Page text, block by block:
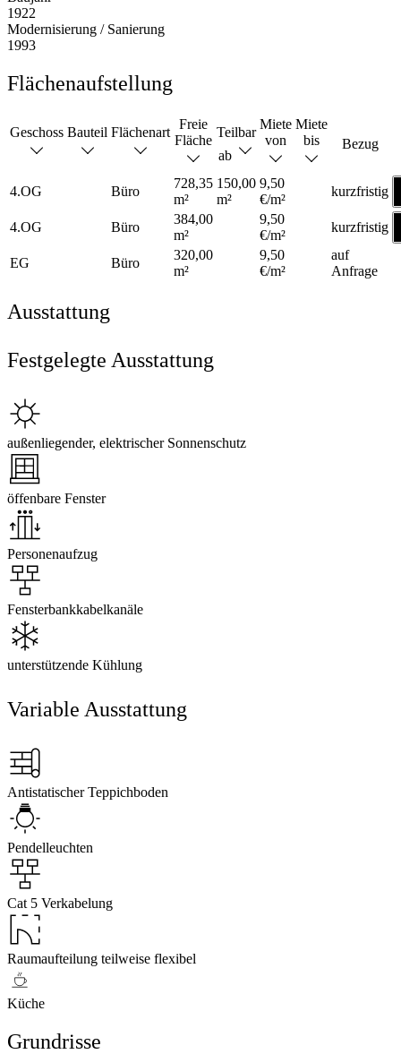
1922
Modernisierung / Sanierung
1993
Flächenaufstellung
Geschoss Bauteil Flächenart
Freie
Fläche
Teilbar
ab
Miete
von
Miete
bis
Bezug
4.OG Büro
728,35
m²
150,00
m²
9,50
€/m²
kurzfristig
4.OG Büro
384,00
m²
9,50
€/m²
kurzfristig
EG Büro
320,00
m²
9,50
€/m²
auf
Anfrage
Ausstattung
Festgelegte Ausstattung
außenliegender, elektrischer Sonnenschutz
öffenbare Fenster
Personenaufzug
Fensterbankkabelkanäle
unterstützende Kühlung
Variable Ausstattung
Antistatischer Teppichboden
Pendelleuchten
Cat 5 Verkabelung
Raumaufteilung teilweise flexibel
Küche
Grundrisse